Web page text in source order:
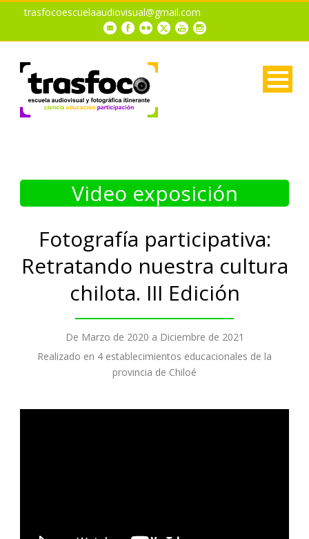
trasfocoescuelaaudiovisual@gmail.com
Video exposición
Fotografía participativa:
Retratando nuestra cultura
chilota. III Edición
De Marzo de 2020 a Diciembre de 2021
Realizado en 4 establecimientos educacionales de la
provincia de Chiloé